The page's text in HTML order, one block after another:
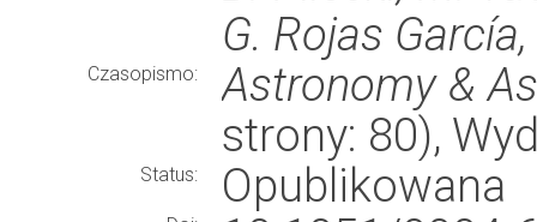
G. Rojas
Czasopismo:
Astronomy &
strony: 80),
Status: Opublikowana